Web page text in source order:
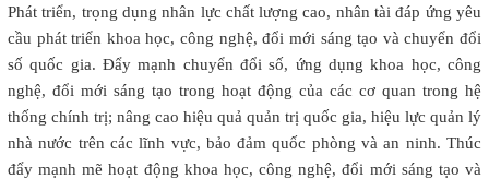
Phát triển, trọng dụng nhân lực chất lượng cao, nhân tài đáp ứng yêu
cầu phát triển khoa học, công nghệ, đổi mới sáng tạo và chuyển đổi
số quốc gia. Đẩy mạnh chuyển đổi số, ứng dụng khoa học, công
nghệ, đổi mới sáng tạo trong hoạt động của các cơ quan trong hệ
thống chính trị; nâng cao hiệu quả quản trị quốc gia, hiệu lực quản lý
nhà nước trên các lĩnh vực, bảo đảm quốc phòng và an ninh. Thúc
đẩy mạnh mẽ hoạt động khoa học, công nghệ, đổi mới sáng tạo và